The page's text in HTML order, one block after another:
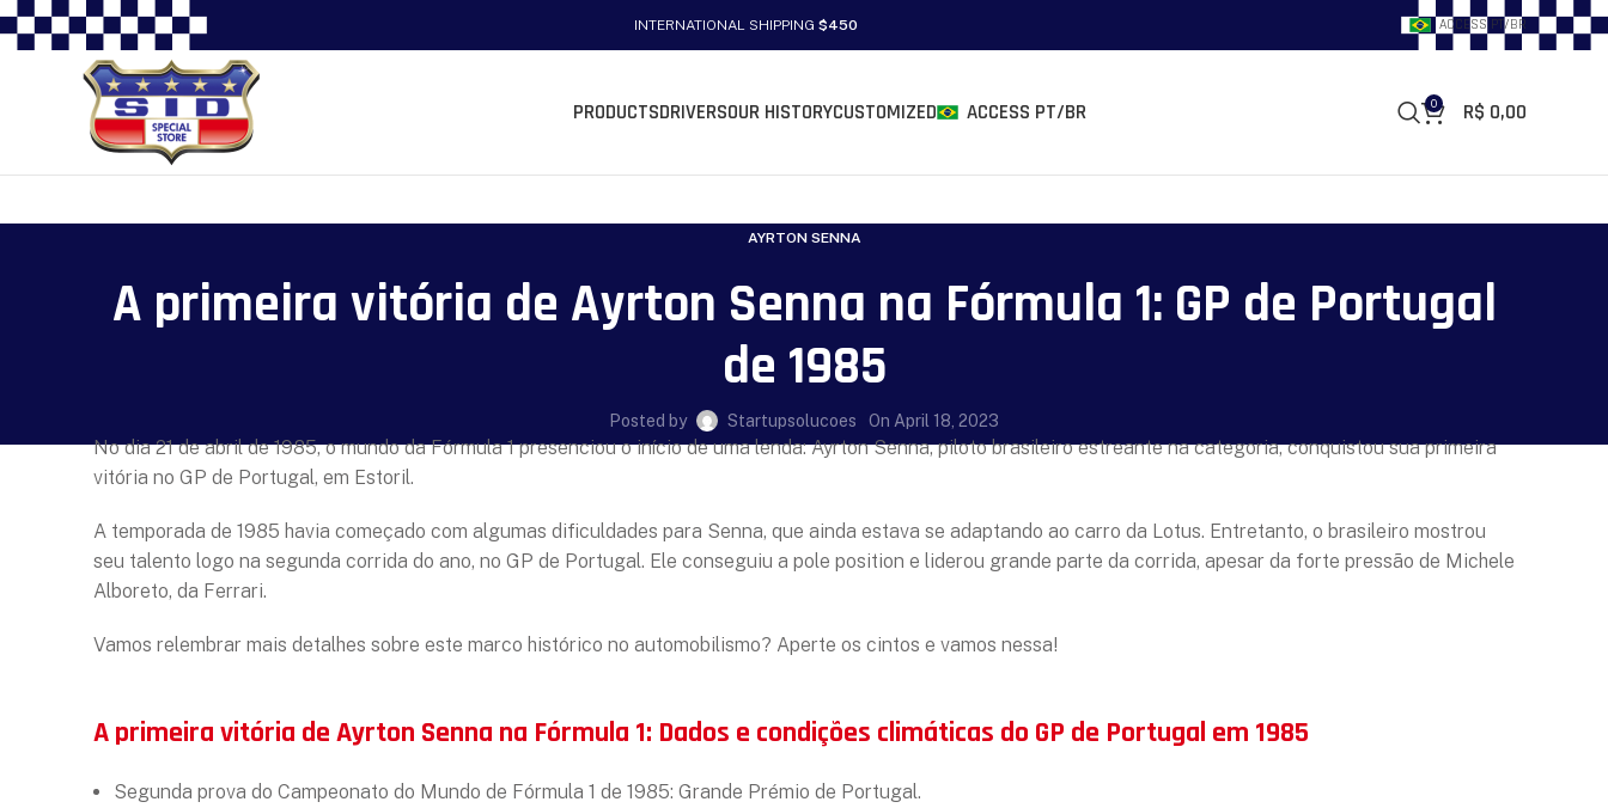
INTERNATIONAL SHIPPING $450 ACCESS PT/BR
PRODUCTSDRIVERSOUR HISTORYCUSTOMIZED ACCESS PT/BR 0 R$ 0,00
AYRTON SENNA
A primeira vitória de Ayrton Senna na Fórmula 1: GP de Portugal
de 1985
Posted by Startupsolucoes On April 18, 2023
No dia 21 de abril de 1985, o mundo da Fórmula 1 presenciou o início de uma lenda: Ayrton Senna, piloto brasileiro estreante na categoria, conquistou sua primeira
vitória no GP de Portugal, em Estoril.
A temporada de 1985 havia começado com algumas dificuldades para Senna, que ainda estava se adaptando ao carro da Lotus. Entretanto, o brasileiro mostrou
seu talento logo na segunda corrida do ano, no GP de Portugal. Ele conseguiu a pole position e liderou grande parte da corrida, apesar da forte pressão de Michele
Alboreto, da Ferrari.
Vamos relembrar mais detalhes sobre este marco histórico no automobilismo? Aperte os cintos e vamos nessa!
A primeira vitória de Ayrton Senna na Fórmula 1: Dados e condições climáticas do GP de Portugal em 1985
Segunda prova do Campeonato do Mundo de Fórmula 1 de 1985: Grande Prémio de Portugal.